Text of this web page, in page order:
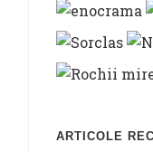
ARTICOLE